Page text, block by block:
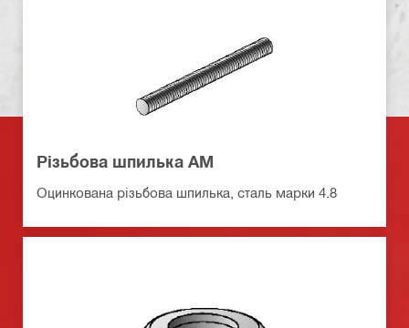
Різьбова шпилька AM
Оцинкована різьбова шпилька, сталь марки 4.8